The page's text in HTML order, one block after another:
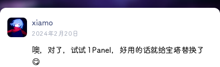
xiamo
2024年2月20日
噢，对了，试试 1Panel，好用的话就给宝塔替换了
😋